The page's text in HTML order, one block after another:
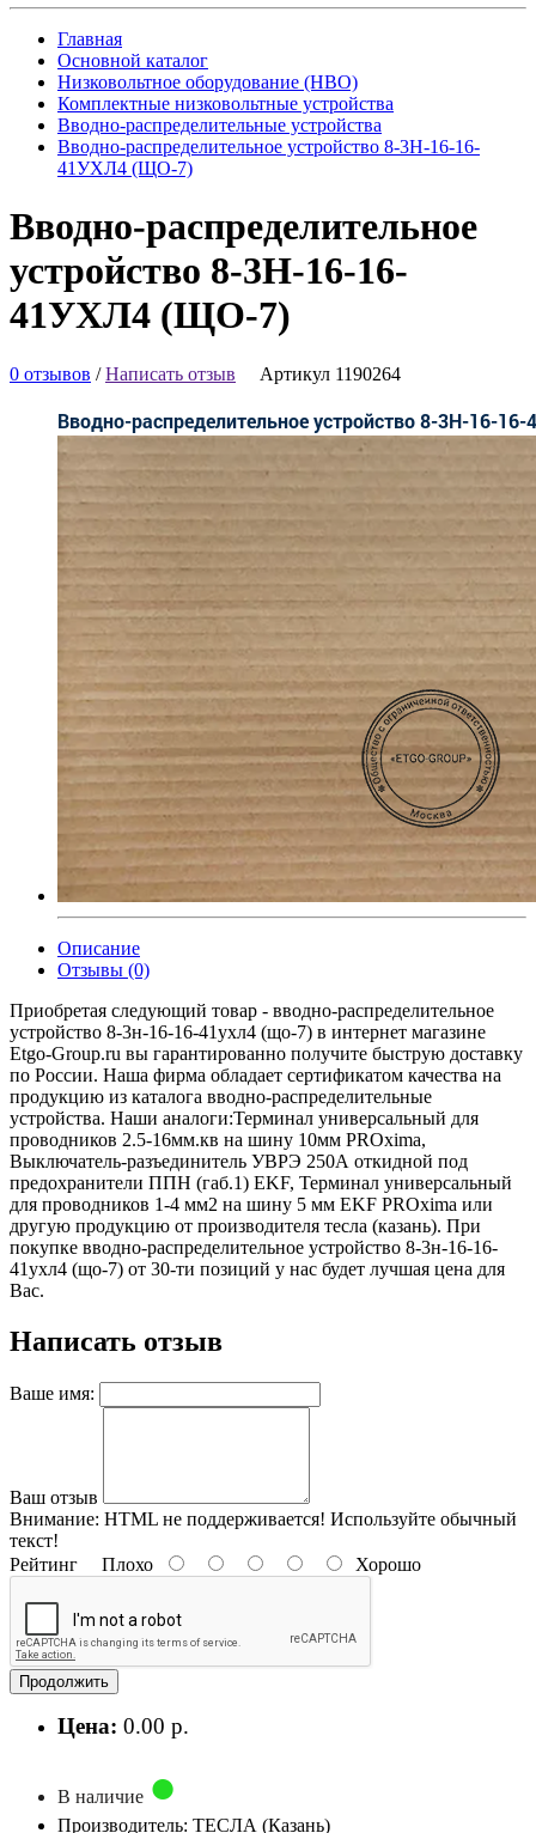
Главная
Основной каталог
Низковольтное оборудование (НВО)
Комплектные низковольтные устройства
Вводно-распределительные устройства
Вводно-распределительное устройство 8-3Н-16-16-
41УХЛ4 (ЩО-7)
Вводно-распределительное
устройство 8-3Н-16-16-
41УХЛ4 (ЩО-7)
0 отзывов /Написать отзыв Артикул 1190264
Описание
Отзывы (0)
Приобретая следующий товар - вводно-распределительное
устройство 8-3н-16-16-41ухл4 (що-7) в интернет магазине
Etgo-Group.ru вы гарантированно получите быструю доставку
по России. Наша фирма обладает сертификатом качества на
продукцию из каталога вводно-распределительные
устройства. Наши аналоги:Терминал универсальный для
проводников 2.5-16мм.кв на шину 10мм PROxima,
Выключатель-разъединитель УВРЭ 250А откидной под
предохранители ППН (габ.1) EKF, Терминал универсальный
для проводников 1-4 мм2 на шину 5 мм EKF PROxima или
другую продукцию от производителя тесла (казань). При
покупке вводно-распределительное устройство 8-3н-16-16-
41ухл4 (що-7) от 30-ти позиций у нас будет лучшая цена для
Вас.
Написать отзыв
Ваше имя:
Ваш отзыв
Внимание: HTML не поддерживается! Используйте обычный
текст!
Рейтинг Плохо Хорошо
Продолжить
Цена: 0.00 р.
В наличие
Производитель: ТЕСЛА (Казань)